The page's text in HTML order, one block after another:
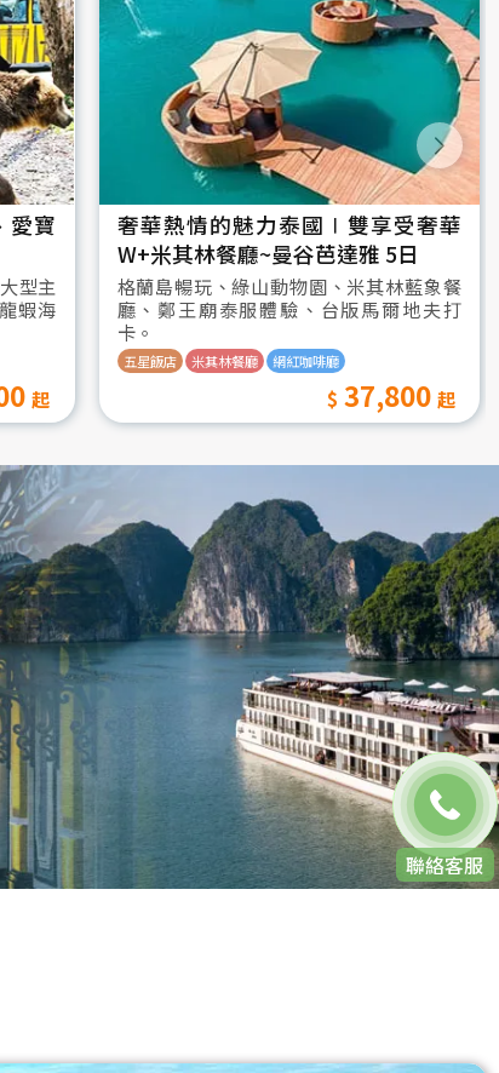
愛寶
型主
蝦海
奢華熱情的魅力泰國∣雙享受奢華
W+米其林餐廳~曼谷芭達雅 5日
格蘭島暢玩、綠山動物園、米其林藍象餐
廳、鄭王廟泰服體驗、台版馬爾地夫打
卡。
五星飯店 米其林餐廳 網紅咖啡廳
37,800
聯絡客服
免費通話